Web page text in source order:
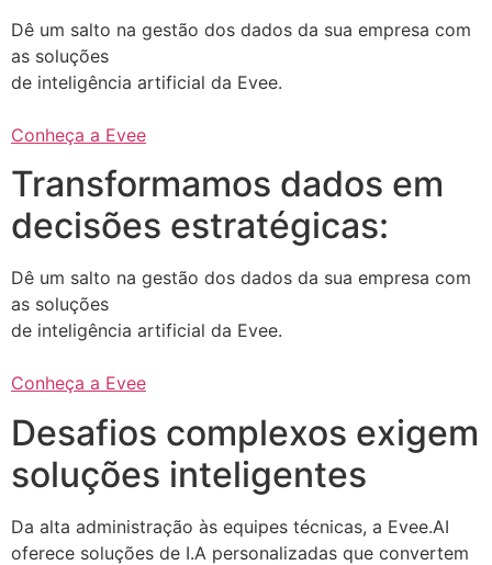
Dê um salto na gestão dos dados da sua empresa com
as soluções
de inteligência artificial da Evee.
Conheça a Evee
Transformamos dados em
decisões estratégicas:
Dê um salto na gestão dos dados da sua empresa com
as soluções
de inteligência artificial da Evee.
Conheça a Evee
Desafios complexos exigem
soluções inteligentes
Da alta administração às equipes técnicas, a Evee.AI
oferece soluções de I.A personalizadas que convertem